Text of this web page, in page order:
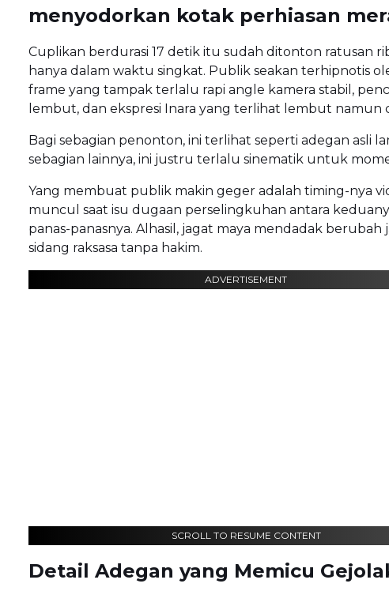
menyodorkan kotak perhiasan
Cuplikan berdurasi 17 detik itu sudah ditonton ratusan
hanya dalam waktu singkat. Publik seakan terhipnotis
frame yang tampak terlalu rapi angle kamera stabil,
lembut, dan ekspresi Inara yang terlihat lembut namun
Bagi sebagian penonton, ini terlihat seperti adegan asli
sebagian lainnya, ini justru terlalu sinematik untuk
Yang membuat publik makin geger adalah timing-nya
muncul saat isu dugaan perselingkuhan antara
panas-panasnya. Alhasil, jagat maya mendadak berubah
sidang raksasa tanpa hakim.
ADVERTISEMENT
SCROLL TO RESUME CONTENT
Detail Adegan yang Memicu